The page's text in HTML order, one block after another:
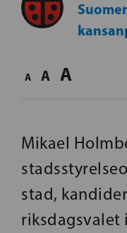
A A A
Mikael
stad,
riksdagsvalet